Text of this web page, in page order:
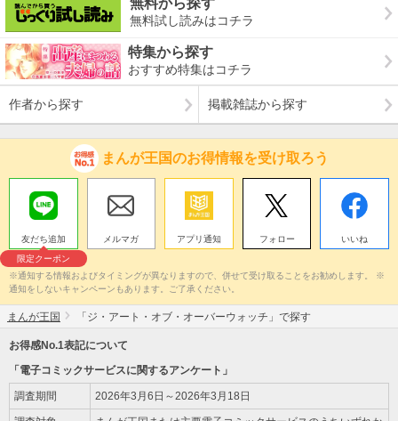
無料から探す
無料試し読みはコチラ
特集から探す
おすすめ特集はコチラ
作者から探す 掲載雑誌から探す
まんが王国のお得情報を受け取ろう
友だち追加
限定クーポン
メルマガ アプリ通知 フォロー いいね
※通知する情報およびタイミングが異なりますので、併せて受け取ることをお勧めします。 ※
通知をしないキャンペーンもあります。ご了承ください。
まんが王国 「ジ・アート・オブ・オーバーウォッチ」で探す
お得感No.1表記について
「電子コミックサービスに関するアンケート」
調査期間 2026年3月6日～2026年3月18日